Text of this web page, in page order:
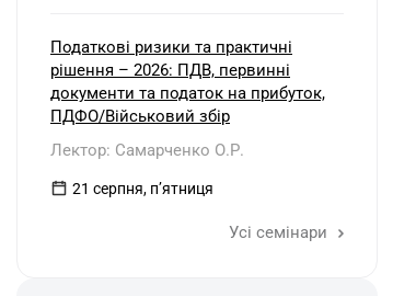
Податкові ризики та практичні
рішення – 2026: ПДВ, первинні
документи та податок на прибуток,
ПДФО/Військовий збір
Лектор: Самарченко О.Р.
21 серпня, пʼятниця
Усі семінари